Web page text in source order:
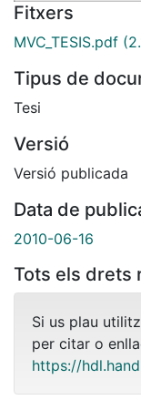
Fitxers
MVC_TESIS.pdf
Tipus de
Tesi
Versió
Versió publicada
Data de
2010-06-16
Tots els drets
Si us plau
per citar o
https://